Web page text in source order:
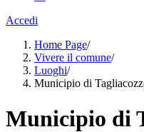
Accedi
Home Page/
Vivere il comune/
Luoghi/
Municipio di
Municipio di